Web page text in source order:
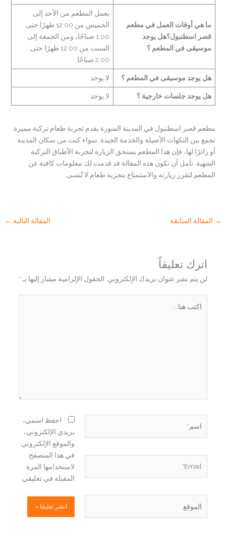
ما هي أوقات العمل في مطعم
قصر اسطنبول؟هل يوجد
موسيقى في المطعم ؟
يعمل المطعم من الأحد إلى
الخميس من 12:00 ظهرًا حتى
1:00 صباحًا، ومن الجمعة إلى
السبت من 12:00 ظهرًا حتى
2:00 صباحًا.
هل يوجد موسيقى في المطعم ؟ لا يوجد
هل يوجد جلسات خارجية ؟ لا يوجد
مطعم قصر اسطنبول في المدينة المنورة يقدم تجربة طعام تركية مميزة
تجمع بين النكهات الأصيلة والخدمة الجيدة. سواء كنت من سكان المدينة
أو زائرًا لها، فإن هذا المطعم يستحق الزيارة لتجربة الأطباق التركية
الشهية. نأمل أن تكون هذه المقالة قد قدمت لك معلومات كافية عن
المطعم لتقرر زيارته والاستمتاع بتجربة طعام لا تُنسى.
→ المقالة السابقة المقالة التالية ←
اترك تعليقاً
لن يتم نشر عنوان بريدك الإلكتروني. الحقول الإلزامية مشار إليها بـ *
هنا...
احفظ اسمي،
بريدي الإلكتروني،
والموقع الإلكتروني
في هذا المتصفح
لاستخدامها المرة
المقبلة في تعليقي.